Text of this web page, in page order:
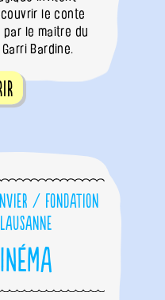
le conte
par le maître du
Bardine.
/ Fondation